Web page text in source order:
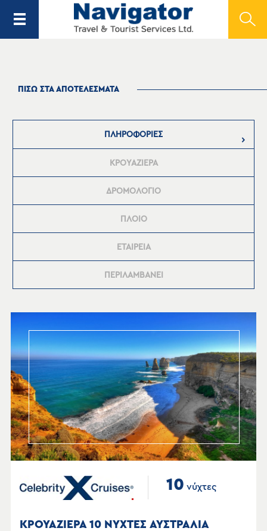
ΠΙΣΩ ΣΤΑ ΑΠΟΤΕΛΕΣΜΑΤΑ
ΠΛΗΡΟΦΟΡΙΕΣ
ΚΡΟΥΑΖΙΕΡΑ
ΔΡΟΜΟΛΟΓΙΟ
ΠΛΟΙΟ
ΕΤΑΙΡΕΙΑ
ΠΕΡΙΛΑΜΒΑΝΕΙ
10 νύχτες
ΚΡΟΥΑΖΙΕΡΑ 10 ΝΥΧΤΕΣ ΑΥΣΤΡΑΛΙΑ